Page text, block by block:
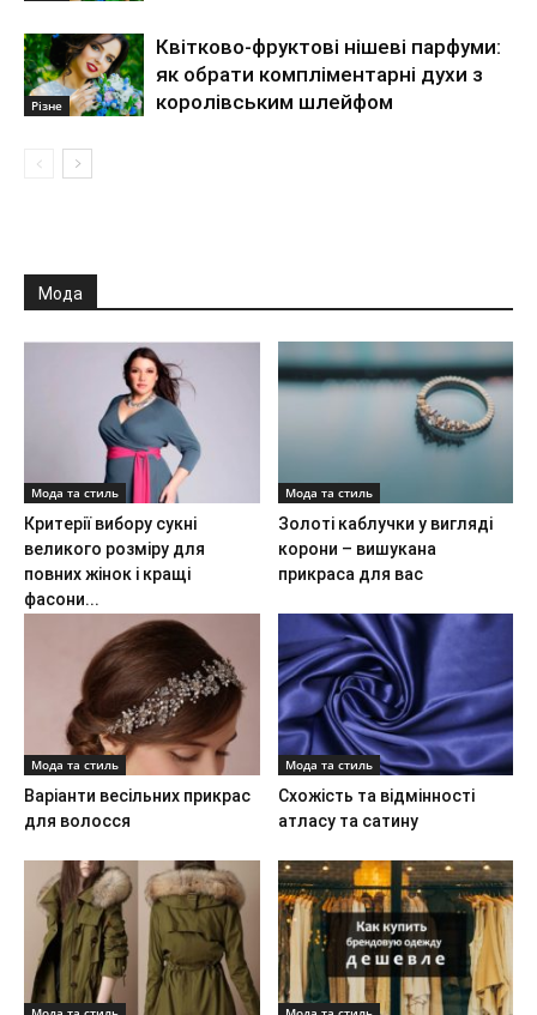
Різне
Квітково-фруктові нішеві парфуми:
як обрати компліментарні духи з
королівським шлейфом
Мода
Мода та стиль
Критерії вибору сукні
великого розміру для
повних жінок і кращі
фасони...
Мода та стиль
Золоті каблучки у вигляді
корони – вишукана
прикраса для вас
Мода та стиль
Варіанти весільних прикрас
для волосся
Мода та стиль
Схожість та відмінності
атласу та сатину